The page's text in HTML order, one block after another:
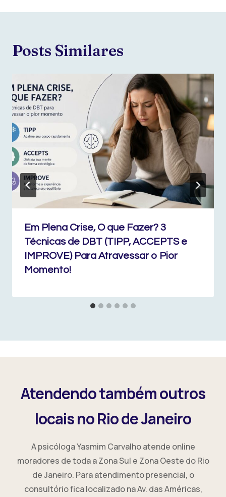
Posts Similares
Em Plena Crise, O que Fazer? 3
Técnicas de DBT (TIPP, ACCEPTS e
IMPROVE) Para Atravessar o Pior
Momento!
Atendendo também outros
locais no Rio de Janeiro
A psicóloga Yasmim Carvalho atende online
moradores de toda a Zona Sul e Zona Oeste do Rio
de Janeiro. Para atendimento presencial, o
consultório fica localizado na Av. das Américas,